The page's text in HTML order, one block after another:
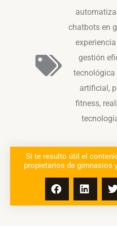
chatbots en
gestión
tecnológica
artificial,
fitness,
Si te resulto útil el
propietarios de gimnasios